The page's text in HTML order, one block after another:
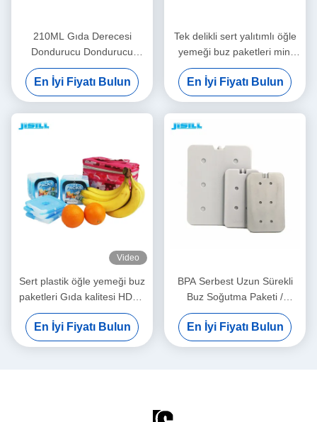
210ML Gıda Derecesi
Dondurucu Dondurucu
Dondurucu Dondurucu
Dondurucu Dondurucu
Dondurucu
En İyi Fiyatı Bulun
Tek delikli sert yalıtımlı öğle
yemeği buz paketleri mini
PCM gel soğutma elemanları
ile Dondurulmuş gıdalar için
En İyi Fiyatı Bulun
Video
Sert plastik öğle yemeği buz
paketleri Gıda kalitesi HDPE
Dış malzeme Dondurulmuş
gıdalar için karton paketle
En İyi Fiyatı Bulun
BPA Serbest Uzun Sürekli
Buz Soğutma Paketi /
Dondurulmuş Yiyecekler İçin
Hafif Tedavici Buz Paketi
En İyi Fiyatı Bulun